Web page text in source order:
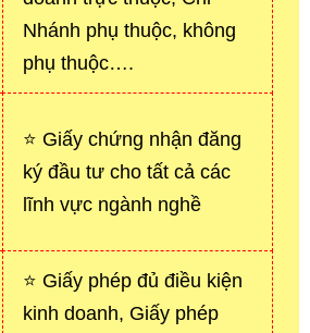
Nhánh phụ thuộc, không
phụ thuộc….
⭐ Giấy chứng nhận đăng
ký đầu tư cho tất cả các
lĩnh vực ngành nghề
⭐ Giấy phép đủ điều kiện
kinh doanh, Giấy phép